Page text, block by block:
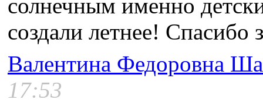
солнечным именно
создали летнее! Спасибо
Валентина Федоровна
17:53